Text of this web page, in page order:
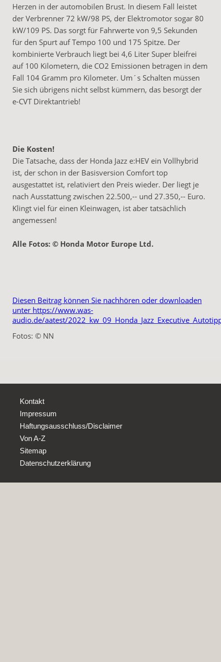
Herzen in der automobilen Brust. In diesem Fall leistet
der Verbrenner 72 kW/98 PS, der Elektromotor sogar 80
kW/109 PS. Das sorgt für Fahrwerte von 9,5 Sekunden
für den Spurt auf Tempo 100 und 175 Spitze. Der
kombinierte Verbrauch liegt bei 4,6 Liter Super bleifrei
auf 100 Kilometern, die CO2 Emissionen betragen in dem
Fall 104 Gramm pro Kilometer. Um´s Schalten müssen
Sie sich übrigens nicht selbst kümmern, das besorgt der
e-CVT Direktantrieb!
Die Kosten!
Die Tatsache, dass der Honda Jazz e:HEV ein Vollhybrid
ist, der schon in der Basisversion Comfort top
ausgestattet ist, relativiert den Preis wieder. Der liegt je
nach Ausstattung zwischen 22.500,-- und 27.350,-- Euro.
Klingt viel für einen Kleinwagen, ist aber tatsächlich
angemessen!
Alle Fotos: © Honda Motor Europe Ltd.
Diesen Beitrag können Sie nachhören oder downloaden
unter https://www.was-
audio.de/aatest/
Fotos: © NN
Kontakt
Impressum
Haftungsausschluss/Disclaimer
Von A-Z
Sitemap
Datenschutzerklärung